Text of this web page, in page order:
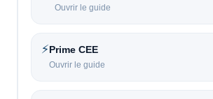
Ouvrir le guide
⚡Prime CEE
Ouvrir le guide